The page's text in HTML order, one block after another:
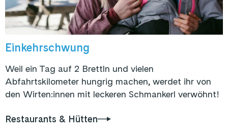
Einkehrschwung
Weil ein Tag auf 2 Brettln und vielen
Abfahrtskilometer hungrig machen, werdet ihr von
den Wirten:innen mit leckeren Schmankerl verwöhnt!
Restaurants & Hütten